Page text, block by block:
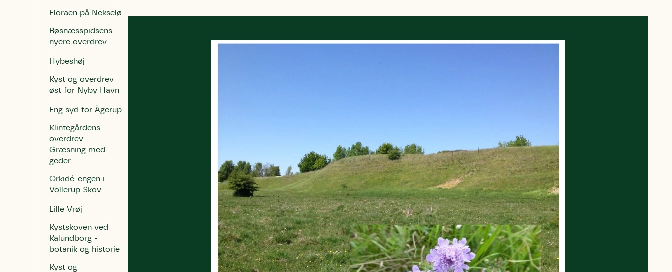
Floraen på Nekselø
Røsnæsspidsens
nyere overdrev
Hybeshøj
Kyst og overdrev
øst for Nyby Havn
Eng syd for Ågerup
Klintegårdens
overdrev -
Græsning med
geder
Orkidé-engen i
Vollerup Skov
Lille Vrøj
Kystskoven ved
Kalundborg -
botanik og historie
Kyst og